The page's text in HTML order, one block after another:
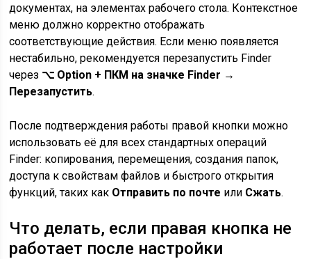
документах, на элементах рабочего стола. Контекстное
меню должно корректно отображать
соответствующие действия. Если меню появляется
нестабильно, рекомендуется перезапустить Finder
через ⌥ Option + ПКМ на значке Finder →
Перезапустить.
После подтверждения работы правой кнопки можно
использовать её для всех стандартных операций
Finder: копирования, перемещения, создания папок,
доступа к свойствам файлов и быстрого открытия
функций, таких как Отправить по почте или Сжать.
Что делать, если правая кнопка не
работает после настройки